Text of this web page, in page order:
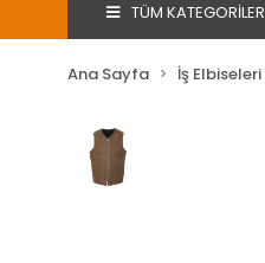
TÜM KATEGORİLER
Ana Sayfa İş Elbiseleri